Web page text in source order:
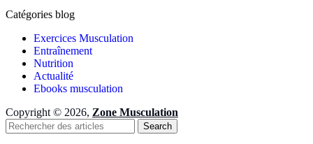
Catégories blog
Exercices Musculation
Entraînement
Nutrition
Actualité
Ebooks musculation
Copyright © 2026, Zone Musculation
Search